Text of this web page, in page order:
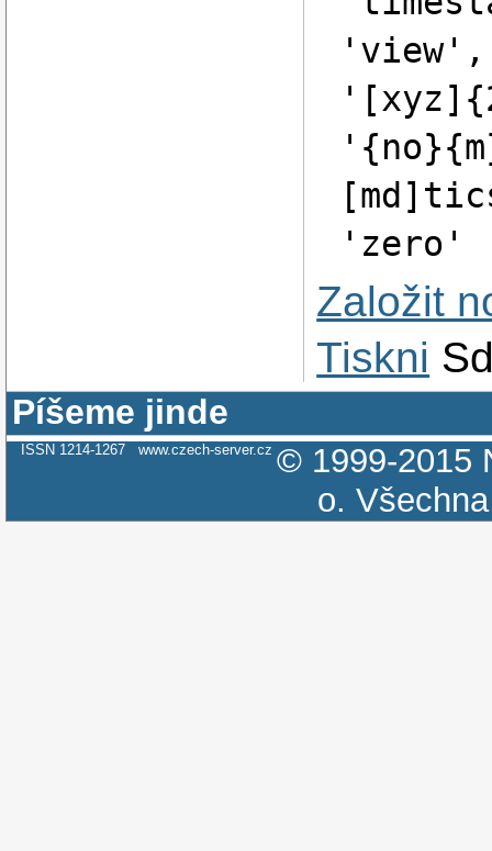
'zero'
Založit
Tiskni
Píšeme jinde
ISSN 1214-1267 www.czech-server.cz © 1999-2015
o.